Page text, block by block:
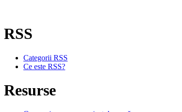
RSS
Categorii RSS
Ce este RSS?
Resurse